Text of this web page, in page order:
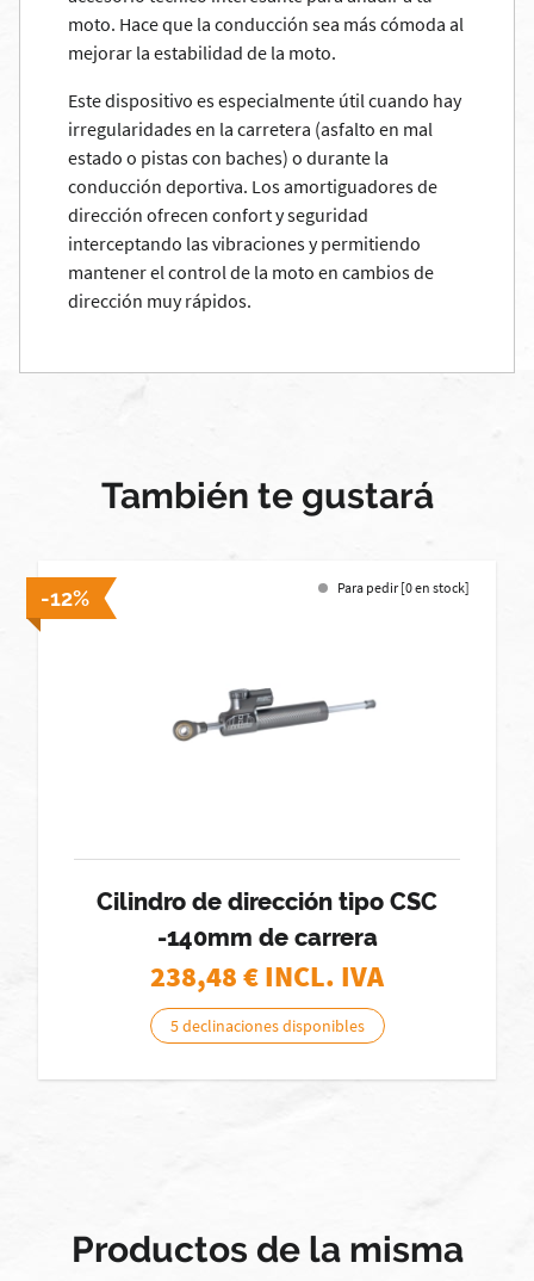
moto. Hace que la conducción sea más cómoda al
mejorar la estabilidad de la moto.
Este dispositivo es especialmente útil cuando hay
irregularidades en la carretera (asfalto en mal
estado o pistas con baches) o durante la
conducción deportiva. Los amortiguadores de
dirección ofrecen confort y seguridad
interceptando las vibraciones y permitiendo
mantener el control de la moto en cambios de
dirección muy rápidos.
También te gustará
-12% Para pedir [0 en stock]
Cilindro de dirección tipo CSC
-140mm de carrera
238,48€ INCL. IVA
5 declinaciones disponibles
Productos de la misma